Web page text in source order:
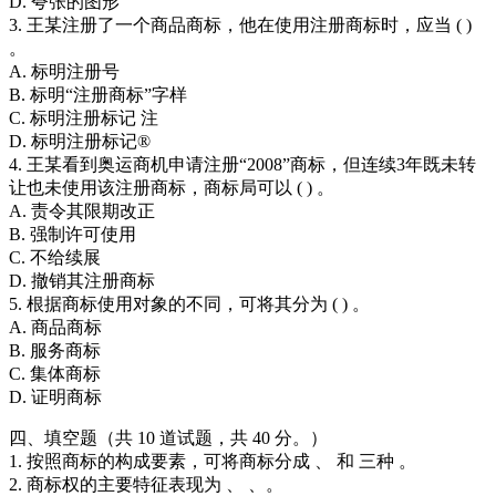
3. 王某注册了一个商品商标，他在使用注册商标时，应当 ( )
。
A. 标明注册号
B. 标明“注册商标”字样
C. 标明注册标记 注
D. 标明注册标记®
4. 王某看到奥运商机申请注册“2008”商标，但连续3年既未转
让也未使用该注册商标，商标局可以 ( ) 。
A. 责令其限期改正
B. 强制许可使用
C. 不给续展
D. 撤销其注册商标
5. 根据商标使用对象的不同，可将其分为 ( ) 。
A. 商品商标
B. 服务商标
C. 集体商标
D. 证明商标
四、填空题（共 10 道试题，共 40 分。）
1. 按照商标的构成要素，可将商标分成 、 和 三种 。
2. 商标权的主要特征表现为 、 、。